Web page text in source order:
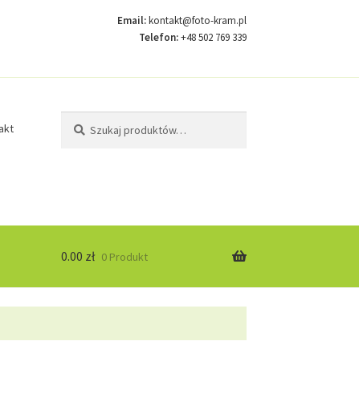
Email:kontakt@foto-kram.pl
Telefon:+48 502 769 339
0.00 zł 0 Produkt